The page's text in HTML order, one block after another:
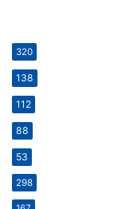
320
138
112
88
53
298